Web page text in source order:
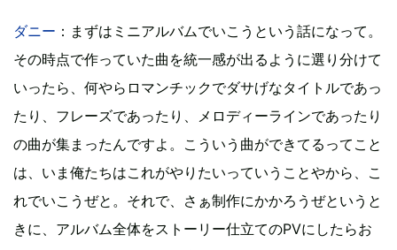
ダニー ：まずはミニアルバムでいこうという話になって。
その時点で作っていた曲を統一感が出るように選り分けて
いったら、何やらロマンチックでダサげなタイトルであっ
たり、フレーズであったり、メロディーラインであったり
の曲が集まったんですよ。こういう曲ができてるってこと
は、いま俺たちはこれがやりたいっていうことやから、こ
れでいこうぜと。それで、さぁ制作にかかろうぜというと
きに、アルバム全体をストーリー仕立てのPVにしたらお